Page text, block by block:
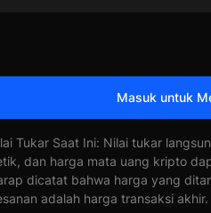
Masuk untuk
Tukar Saat Ini: Nilai tukar
dan harga mata uang kripto
dicatat bahwa harga yang
adalah harga transaksi akhir.